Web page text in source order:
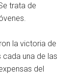
trata de
la victoria de
una de las
del